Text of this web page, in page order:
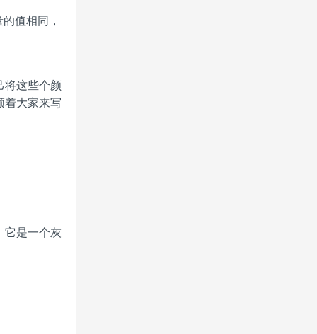
值相同，
将这些个颜
着大家来写
它是一个灰